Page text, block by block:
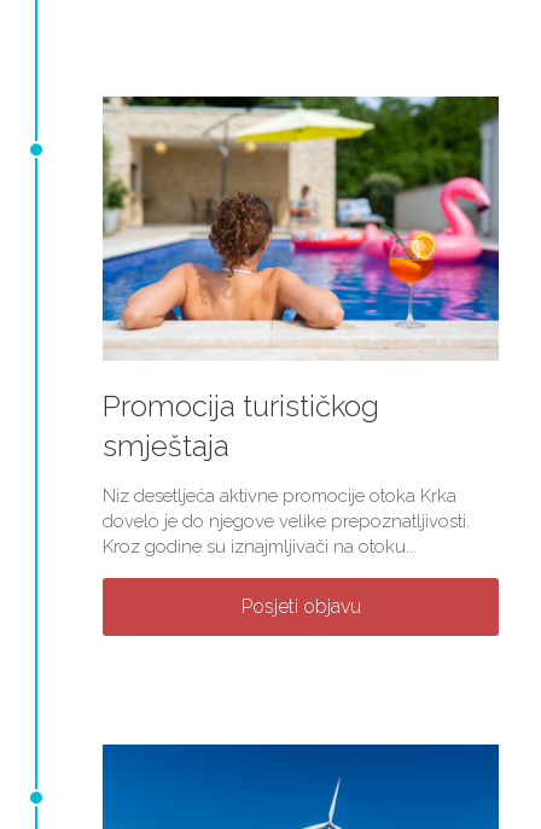
Promocija turističkog
smještaja
Niz desetljeća aktivne promocije otoka Krka
dovelo je do njegove velike prepoznatljivosti.
Kroz godine su iznajmljivači na otoku...
Posjeti objavu